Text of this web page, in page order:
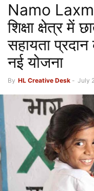
Namo
शिक्षा क्षेत्र में
सहायता
नई योजना
By HL Creative Desk - July